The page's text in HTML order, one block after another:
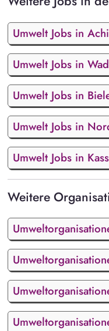
Umwelt Jobs in
Umwelt Jobs in
Umwelt Jobs in
Umwelt Jobs in
Umwelt Jobs in
Weitere